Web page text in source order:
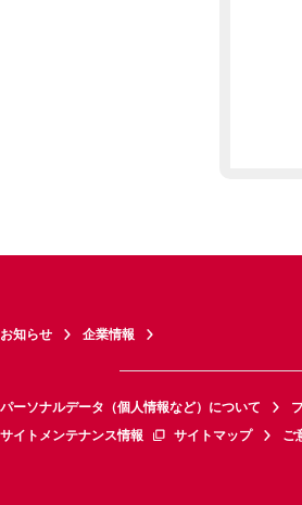
お知らせ 企業情報
パーソナルデータ（個人情報など）について
サイトメンテナンス情報
サイトマップ ご